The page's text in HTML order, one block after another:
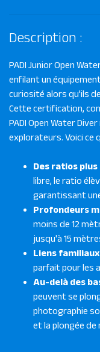
Description :
PADI Junior Open
enfilant un
curiosité alors qu'ils
Cette certification,
PADI Open Water
explorateurs. Voici ce
Des ratios
libre, le ratio
garantissant
Profondeurs
moins de 12
jusqu'à 15
Liens familiaux
parfait pour les
Au-delà des
peuvent se
photographie
et la plongée de